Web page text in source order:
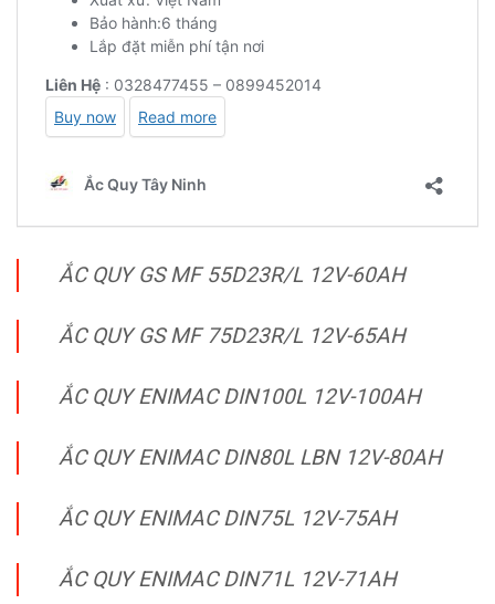
ẮC QUY GS MF 55D23R/L 12V-60AH
ẮC QUY GS MF 75D23R/L 12V-65AH
ẮC QUY ENIMAC DIN100L 12V-100AH
ẮC QUY ENIMAC DIN80L LBN 12V-80AH
ẮC QUY ENIMAC DIN75L 12V-75AH
ẮC QUY ENIMAC DIN71L 12V-71AH